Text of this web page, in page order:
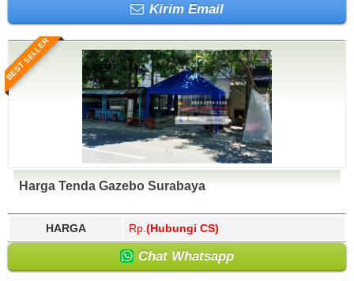
Kirim Email
BEST SELLER
Harga Tenda Gazebo Surabaya
HARGA Rp. (Hubungi CS)
Chat Whatsapp